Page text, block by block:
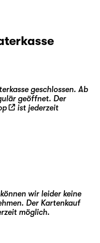
geschlossen. Ab
geöffnet. Der
ist jederzeit
wir leider keine
Der Kartenkauf
möglich.